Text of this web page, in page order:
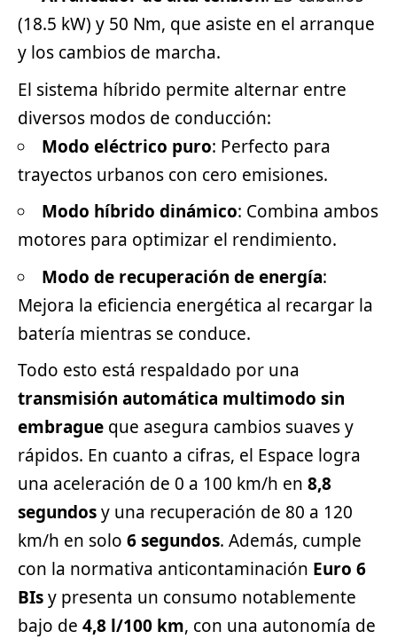
(18.5 kW) y 50 Nm, que asiste en el arranque
y los cambios de marcha.
El sistema híbrido permite alternar entre
diversos modos de conducción:
Modo eléctrico puro: Perfecto para
trayectos urbanos con cero emisiones.
Modo híbrido dinámico: Combina ambos
motores para optimizar el rendimiento.
Modo de recuperación de energía:
Mejora la eficiencia energética al recargar la
batería mientras se conduce.
Todo esto está respaldado por una
transmisión automática multimodo sin
embrague que asegura cambios suaves y
rápidos. En cuanto a cifras, el Espace logra
una aceleración de 0 a 100 km/h en 8,8
segundosy una recuperación de 80 a 120
km/h en solo 6 segundos. Además, cumple
con la normativa anticontaminación Euro 6
BIsy presenta un consumo notablemente
bajo de 4,8 l/100 km, con una autonomía de